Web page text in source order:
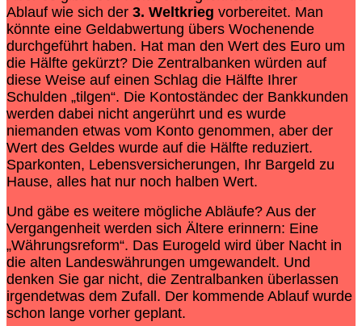
Ablauf wie sich der 3. Weltkrieg vorbereitet. Man
könnte eine Geldabwertung übers Wochenende
durchgeführt haben. Hat man den Wert des Euro um
die Hälfte gekürzt? Die Zentralbanken würden auf
diese Weise auf einen Schlag die Hälfte Ihrer
Schulden „tilgen“. Die Kontoständec der Bankkunden
werden dabei nicht angerührt und es wurde
niemanden etwas vom Konto genommen, aber der
Wert des Geldes wurde auf die Hälfte reduziert.
Sparkonten, Lebensversicherungen, Ihr Bargeld zu
Hause, alles hat nur noch halben Wert.
Und gäbe es weitere mögliche Abläufe? Aus der
Vergangenheit werden sich Ältere erinnern: Eine
„Währungsreform“. Das Eurogeld wird über Nacht in
die alten Landeswährungen umgewandelt. Und
denken Sie gar nicht, die Zentralbanken überlassen
irgendetwas dem Zufall. Der kommende Ablauf wurde
schon lange vorher geplant.